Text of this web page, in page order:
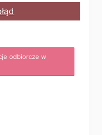
odbiorcze w